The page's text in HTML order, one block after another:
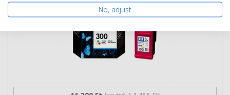
No, adjust